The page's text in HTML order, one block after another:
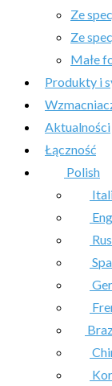
Ze
Ze
Małe
Produkty i
Aktualności
Łączność
Polish